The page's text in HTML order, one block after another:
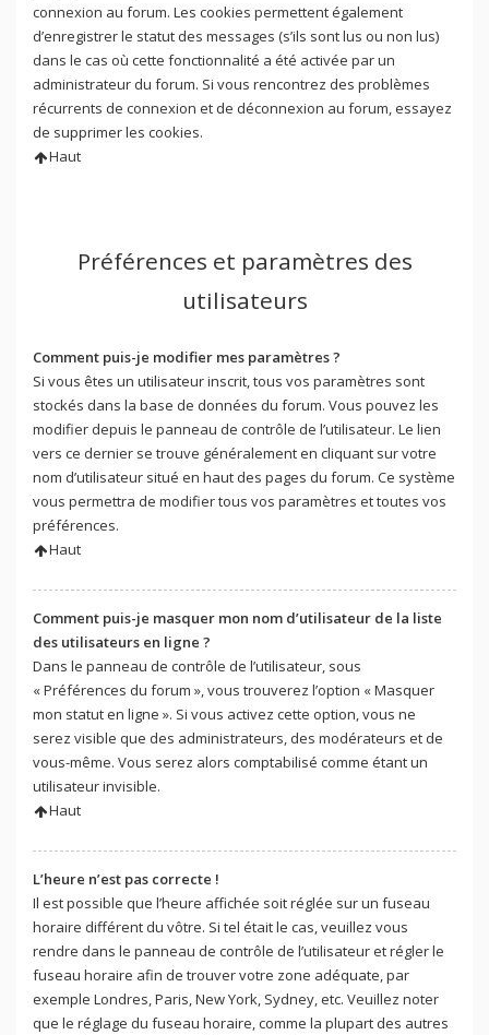
connexion au forum. Les cookies permettent également
d’enregistrer le statut des messages (s’ils sont lus ou non lus)
dans le cas où cette fonctionnalité a été activée par un
administrateur du forum. Si vous rencontrez des problèmes
récurrents de connexion et de déconnexion au forum, essayez
de supprimer les cookies.
Haut
Préférences et paramètres des
utilisateurs
Comment puis-je modifier mes paramètres ?
Si vous êtes un utilisateur inscrit, tous vos paramètres sont
stockés dans la base de données du forum. Vous pouvez les
modifier depuis le panneau de contrôle de l’utilisateur. Le lien
vers ce dernier se trouve généralement en cliquant sur votre
nom d’utilisateur situé en haut des pages du forum. Ce système
vous permettra de modifier tous vos paramètres et toutes vos
préférences.
Haut
Comment puis-je masquer mon nom d’utilisateur de la liste
des utilisateurs en ligne ?
Dans le panneau de contrôle de l’utilisateur, sous
« Préférences du forum », vous trouverez l’option « Masquer
mon statut en ligne ». Si vous activez cette option, vous ne
serez visible que des administrateurs, des modérateurs et de
vous-même. Vous serez alors comptabilisé comme étant un
utilisateur invisible.
Haut
L’heure n’est pas correcte !
Il est possible que l’heure affichée soit réglée sur un fuseau
horaire différent du vôtre. Si tel était le cas, veuillez vous
rendre dans le panneau de contrôle de l’utilisateur et régler le
fuseau horaire afin de trouver votre zone adéquate, par
exemple Londres, Paris, New York, Sydney, etc. Veuillez noter
que le réglage du fuseau horaire, comme la plupart des autres